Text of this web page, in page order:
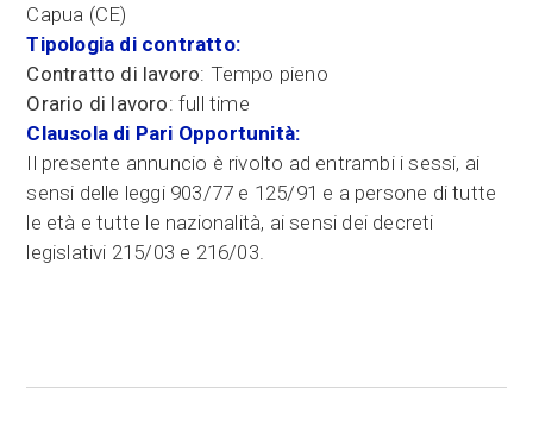
Capua (CE)
Tipologia di contratto:
Contratto di lavoro: Tempo pieno
Orario di lavoro: full time
Clausola di Pari Opportunità:
Il presente annuncio è rivolto ad entrambi i sessi, ai
sensi delle leggi 903/77 e 125/91 e a persone di tutte
le età e tutte le nazionalità, ai sensi dei decreti
legislativi 215/03 e 216/03.